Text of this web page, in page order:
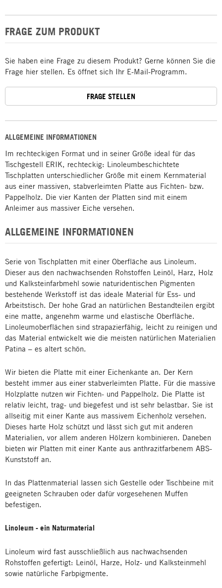
ALLGEMEINE INFORMATIONEN
Im rechteckigen Format und in seiner Größe ideal für das
Tischgestell ERIK, rechteckig: Linoleumbeschichtete
Tischplatten unterschiedlicher Größe mit einem Kernmaterial
aus einer massiven, stabverleimten Platte aus Fichten- bzw.
Pappelholz. Die vier Kanten der Platten sind mit einem
Anleimer aus massiver Eiche versehen.
ALLGEMEINE INFORMATIONEN
Serie von Tischplatten mit einer Oberfläche aus Linoleum.
Dieser aus den nachwachsenden Rohstoffen Leinöl, Harz, Holz
und Kalksteinfarbmehl sowie naturidentischen Pigmenten
bestehende Werkstoff ist das ideale Material für Ess- und
Arbeitstisch. Der hohe Grad an natürlichen Bestandteilen ergibt
eine matte, angenehm warme und elastische Oberfläche.
Linoleumoberflächen sind strapazierfähig, leicht zu reinigen und
das Material entwickelt wie die meisten natürlichen Materialien
Patina – es altert schön.
Wir bieten die Platte mit einer Eichenkante an. Der Kern
besteht immer aus einer stabverleimten Platte. Für die massive
Holzplatte nutzen wir Fichten- und Pappelholz. Die Platte ist
relativ leicht, trag- und biegefest und ist sehr belastbar. Sie ist
allseitig mit einer Kante aus massivem Eichenholz versehen.
Dieses harte Holz schützt und lässt sich gut mit anderen
Materialien, vor allem anderen Hölzern kombinieren. Daneben
bieten wir Platten mit einer Kante aus anthrazitfarbenem ABS-
Kunststoff an.
In das Plattenmaterial lassen sich Gestelle oder Tischbeine mit
geeigneten Schrauben oder dafür vorgesehenen Muffen
befestigen.
Linoleum - ein Naturmaterial
Linoleum wird fast ausschließlich aus nachwachsenden
Rohstoffen gefertigt: Leinöl, Harze, Holz- und Kalksteinmehl
sowie natürliche Farbpigmente.
FRAGE ZUM PRODUKT
Sie haben eine Frage zu diesem Produkt? Gerne können Sie die
Frage hier stellen. Es öffnet sich Ihr E-Mail-Programm.
FRAGE STELLEN